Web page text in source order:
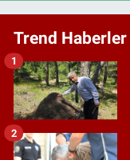
Trend Haberler
1
2